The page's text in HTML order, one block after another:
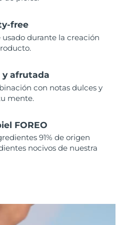
free
durante la creación
y afrutada
con notas dulces y
mente.
FOREO
91% de origen
nocivos de nuestra
Entrega prevista
Entrega prevista
Entrega prevista
Entrega prevista8/10/26
Entrega prevista